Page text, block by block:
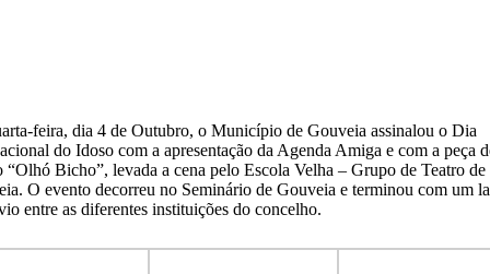
feira, dia 4 de Outubro, o Município de Gouveia assinalou o Dia
do Idoso com a apresentação da Agenda Amiga e com a peça
“Olhó Bicho”, levada a cena pelo Escola Velha – Grupo de Teatro de
O evento decorreu no Seminário de Gouveia e terminou com um
entre as diferentes instituições do concelho.